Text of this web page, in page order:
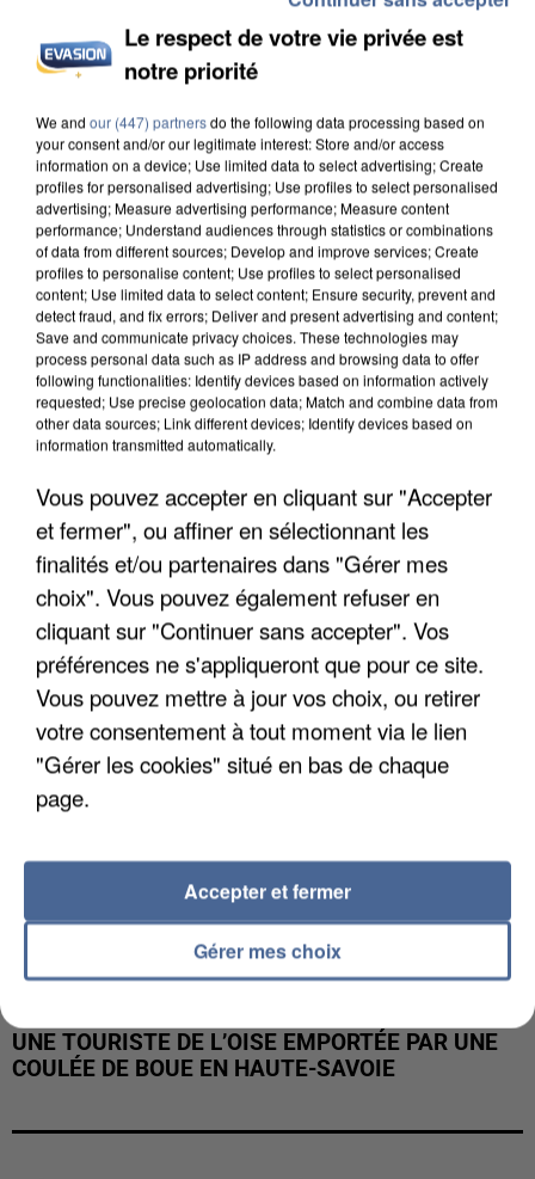
L’UN DES FONDATEURS SUPPOSÉS DE LA DZ
MAFIA INTERPELLÉ EN ALGÉRIE
UN SECOND CADRE DE LA DZ MAFIA
INTERPELLÉ EN ALGÉRIE
UNE TOURISTE DE L’OISE EMPORTÉE PAR UNE
COULÉE DE BOUE EN HAUTE-SAVOIE
Le respect de votre vie privée est
notre priorité
We and our (447) partnersdo the following data processing based on
your consent and/or our legitimate interest: Store and/or access
information on a device; Use limited data to select advertising; Create
profiles for personalised advertising; Use profiles to select personalised
advertising; Measure advertising performance; Measure content
performance; Understand audiences through statistics or combinations
of data from different sources; Develop and improve services; Create
profiles to personalise content; Use profiles to select personalised
content; Use limited data to select content; Ensure security, prevent and
detect fraud, and fix errors; Deliver and present advertising and content;
Save and communicate privacy choices. These technologies may
process personal data such as IP address and browsing data to offer
following functionalities: Identify devices based on information actively
requested; Use precise geolocation data; Match and combine data from
other data sources; Link different devices; Identify devices based on
information transmitted automatically.
Vous pouvez accepter en cliquant sur "Accepter
et fermer", ou affiner en sélectionnant les
finalités et/ou partenaires dans "Gérer mes
choix". Vous pouvez également refuser en
cliquant sur "Continuer sans accepter". Vos
préférences ne s'appliqueront que pour ce site.
Vous pouvez mettre à jour vos choix, ou retirer
votre consentement à tout moment via le lien
"Gérer les cookies" situé en bas de chaque
page.
Gérer mes choix
Accepter et fermer